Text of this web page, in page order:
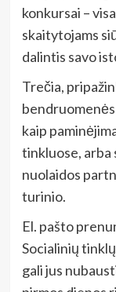
konkursai –
skaitytojams
dalintis savo
Trečia,
kaip
tinkluose, arba
nuolaidos
turinio.
El. pašto
Socialinių
gali jus